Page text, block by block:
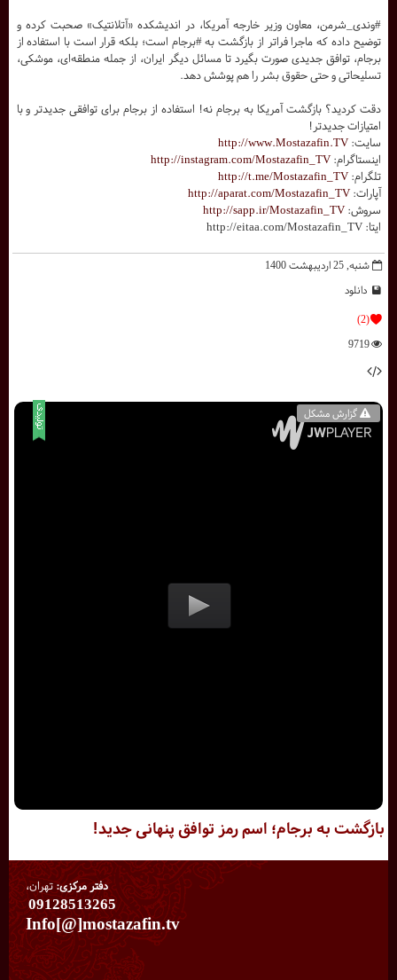
بازگشت به برجام؛ اسم رمز توافق پنهانی جدید!
گزارش مشکل
شنبه, 25 ارديبهشت 1400
دانلود
(2)
9719
#وندی_شرمن، معاون وزیر خارجه آمریکا، در اندیشکده «آتلانتیک» صحبت کرده و
توضیح داده که ماجرا فراتر از بازگشت به #برجام است؛ بلکه قرار است با استفاده از
برجام، توافق جدیدی صورت بگیرد تا مسائل دیگر ایران، از جمله منطقه‌ای، موشکی،
تسلیحاتی و حتی حقوق بشر را هم پوشش دهد.
دقت کردید؟ بازگشت آمریکا به برجام نه! استفاده از برجام برای توافقی جدیدتر و با
امتیازات جدیدتر!
سایت:http://www.Mostazafin.TV
اینستاگرام:http://instagram.com/Mostazafin_TV
تلگرام:http://t.me/Mostazafin_TV
آپارات:http://aparat.com/Mostazafin_TV
سروش:http://sapp.ir/Mostazafin_TV
ایتا: http://eitaa.com/Mostazafin_TV
دفتر مرکزی:تهران،
09128513265
Info[@]mostazafin.tv